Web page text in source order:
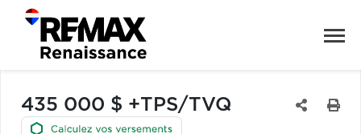
435 000 $ +TPS/TVQ